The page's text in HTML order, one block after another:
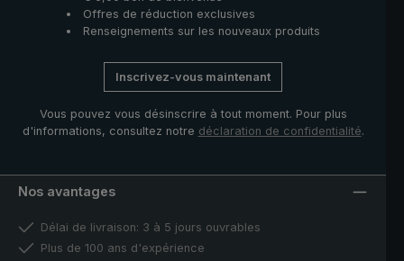
Offres de réduction exclusives
Renseignements sur les nouveaux produits
Inscrivez-vous maintenant
Vous pouvez vous désinscrire à tout moment. Pour plus
d'informations, consultez notre déclaration de confidentialité.
Nos avantages
Délai de livraison: 3 à 5 jours ouvrables
Plus de 100 ans d'expérience